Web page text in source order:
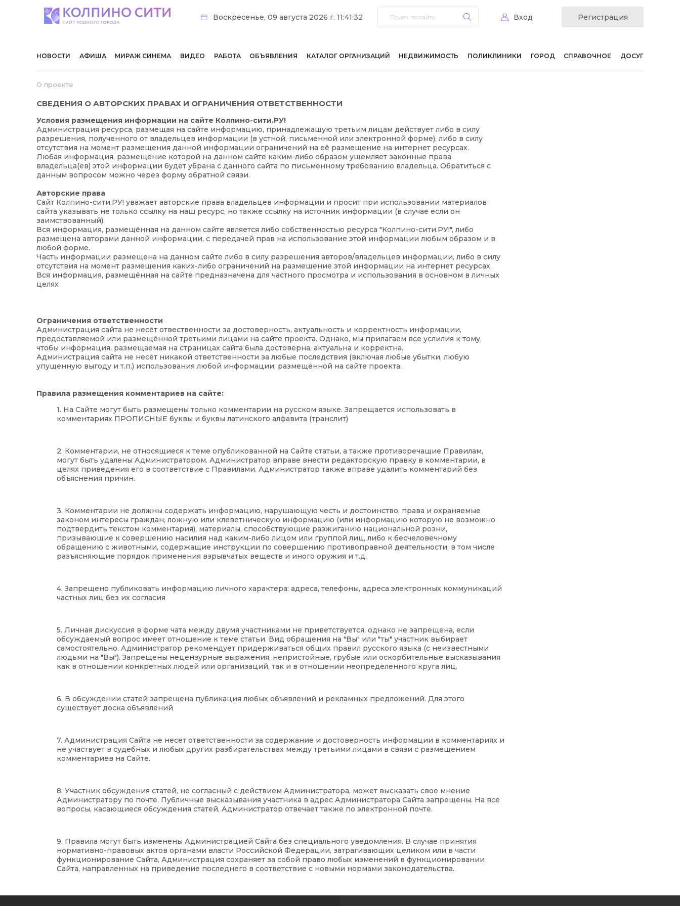
Воскресенье, 09 августа 2026 г. 11:41:32 Вход Регистрация
НОВОСТИ АФИША МИРАЖ СИНЕМА ВИДЕО РАБОТА ОБЪЯВЛЕНИЯ КАТАЛОГ ОРГАНИЗАЦИЙ НЕДВИЖИМОСТЬ ПОЛИКЛИНИКИ ГОРОД СПРАВОЧНОЕ ДОСУГ
О проекте
СВЕДЕНИЯ О АВТОРСКИХ ПРАВАХ И ОГРАНИЧЕНИЯ ОТВЕТСТВЕННОСТИ
Условия размещения информации на сайте Колпино-сити.РУ!
Администрация ресурса, размещая на сайте информацию, принадлежащую третьим лицам действует либо в силу
разрешения, полученного от владельцев информации (в устной, письменной или электронной форме), либо в силу
отсутствия на момент размещения данной информации ограничений на её размещение на интернет ресурсах.
Любая информация, размещение которой на данном сайте каким-либо образом ущемляет законные права
владельца(ев) этой информации будет убрана с данного сайта по письменному требованию владельца. Обратиться с
данным вопросом можно через форму обратной связи.
Авторские права
Сайт Колпино-сити.РУ! уважает авторские права владельцев информации и просит при использовании материалов
сайта указывать не только ссылку на наш ресурс, но также ссылку на источник информации (в случае если он
заимствованный).
Вся информация, размещённая на данном сайте является либо собственностью ресурса "Колпино-сити.РУ!", либо
размещена авторами данной информации, с передачей прав на использование этой информации любым образом и в
любой форме.
Часть информации размещена на данном сайте либо в силу разрешения авторов/владельцев информации, либо в силу
отсутствия на момент размещения каких-либо ограничений на размещение этой информации на интернет ресурсах.
Вся информация, размещённая на сайте предназначена для частного просмотра и использования в основном в личных
целях
Ограничения ответственности
Администрация сайта не несёт отвественности за достоверность, актуальность и корректность информации,
предоставляемой или размещённой третьими лицами на сайте проекта. Однако, мы прилагаем все услилия к тому,
чтобы информация, размещаемая на страницах сайта была достоверна, актуальна и корректна.
Администрация сайта не несёт никакой ответственности за любые последствия (включая любые убытки, любую
упущенную выгоду и т.п.) использования любой информации, размещённой на сайте проекта.
Правила размещения комментариев на сайте:
1. На Сайте могут быть размещены только комментарии на русском языке. Запрещается использовать в
комментариях ПРОПИСНЫЕ буквы и буквы латинского алфавита (транслит)
2. Комментарии, не относящиеся к теме опубликованной на Сайте статьи, а также противоречащие Правилам,
могут быть удалены Администратором. Администратор вправе внести редакторскую правку в комментарии, в
целях приведения его в соответствие с Правилами. Администратор также вправе удалить комментарий без
объяснения причин.
3. Комментарии не должны содержать информацию, нарушающую честь и достоинство, права и охраняемые
законом интересы граждан, ложную или клеветническую информацию (или информацию которую не возможно
подтвердить текстом комментария), материалы, способствующие разжиганию национальной розни,
призывающие к совершению насилия над каким-либо лицом или группой лиц, либо к бесчеловечному
обращению с животными, содержащие инструкции по совершению противоправной деятельности, в том числе
разъясняющие порядок применения взрывчатых веществ и иного оружия и т.д.
4. Запрещено публиковать информацию личного характера: адреса, телефоны, адреса электронных коммуникаций
частных лиц без их согласия
5. Личная дискуссия в форме чата между двумя участниками не приветствуется, однако не запрещена, если
обсуждаемый вопрос имеет отношение к теме статьи. Вид обращения на "Вы" или "ты" участник выбирает
самостоятельно. Администратор рекомендует придерживаться общих правил русского языка (с неизвестными
людьми на "Вы"). Запрещены нецензурные выражения, непристойные, грубые или оскорбительные высказывания
как в отношении конкретных людей или организаций, так и в отношении неопределенного круга лиц.
6. В обсуждении статей запрещена публикация любых объявлений и рекламных предложений. Для этого
существует доска объявлений
7. Администрация Сайта не несет ответственности за содержание и достоверность информации в комментариях и
не участвует в судебных и любых других разбирательствах между третьими лицами в связи с размещением
комментариев на Сайте.
8. Участник обсуждения статей, не согласный с действием Администратора, может высказать свое мнение
Администратору по почте. Публичные высказывания участника в адрес Администратора Сайта запрещены. На все
вопросы, касающиеся обсуждения статей, Администратор отвечает также по электронной почте.
9. Правила могут быть изменены Администрацией Сайта без специального уведомления. В случае принятия
нормативно-правовых актов органами власти Российской Федерации, затрагивающих целиком или в части
функционирование Сайта, Администрация сохраняет за собой право любых изменений в функционировании
Сайта, направленных на приведение последнего в соответствие с новыми нормами законодательства.